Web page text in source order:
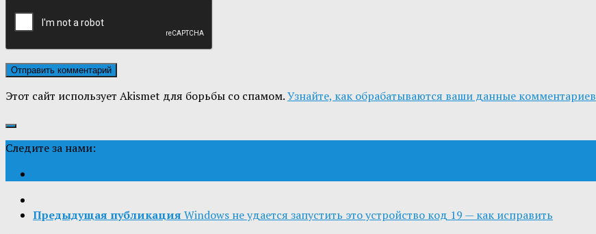
Этот сайт использует Akismet для борьбы со спамом.Узнайте, как обрабатываются ваши данные комментариев
Следите за нами:
Предыдущая публикация Windows не удается запустить это устройство код 19 — как исправить